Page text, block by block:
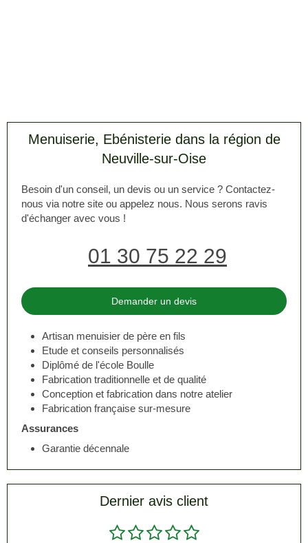
Menuiserie, Ebénisterie dans la région de
Neuville-sur-Oise
Besoin d'un conseil, un devis ou un service ? Contactez-
nous via notre site ou appelez nous. Nous serons ravis
d'échanger avec vous !
01 30 75 22 29
Demander un devis
Artisan menuisier de père en fils
Etude et conseils personnalisés
Diplômé de l'école Boulle
Fabrication traditionnelle et de qualité
Conception et fabrication dans notre atelier
Fabrication française sur-mesure
Assurances
Garantie décennale
Dernier avis client